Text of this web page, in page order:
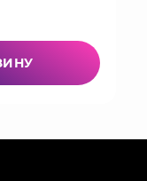
ремень.
из них